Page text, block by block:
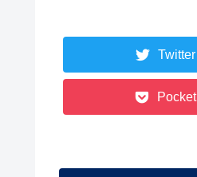
Twitter
Pocket